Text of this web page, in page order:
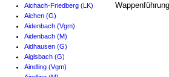
Aichach-Friedberg (LK)
Aichen (G)
Aidenbach (Vgm)
Aidenbach (M)
Aidhausen (G)
Aiglsbach (G)
Aindling (Vgm)